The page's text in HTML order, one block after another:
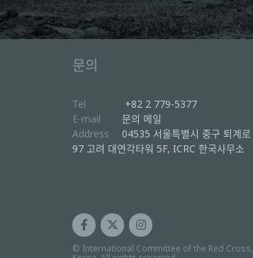
문의
Tel
+82 2 779-5377
E-mail
문의 메일
Address
04535 서울특별시 중구 퇴계로
97 고려 대연각타워 5F, ICRC 한국사무소
© International Committee of the Red Cross,